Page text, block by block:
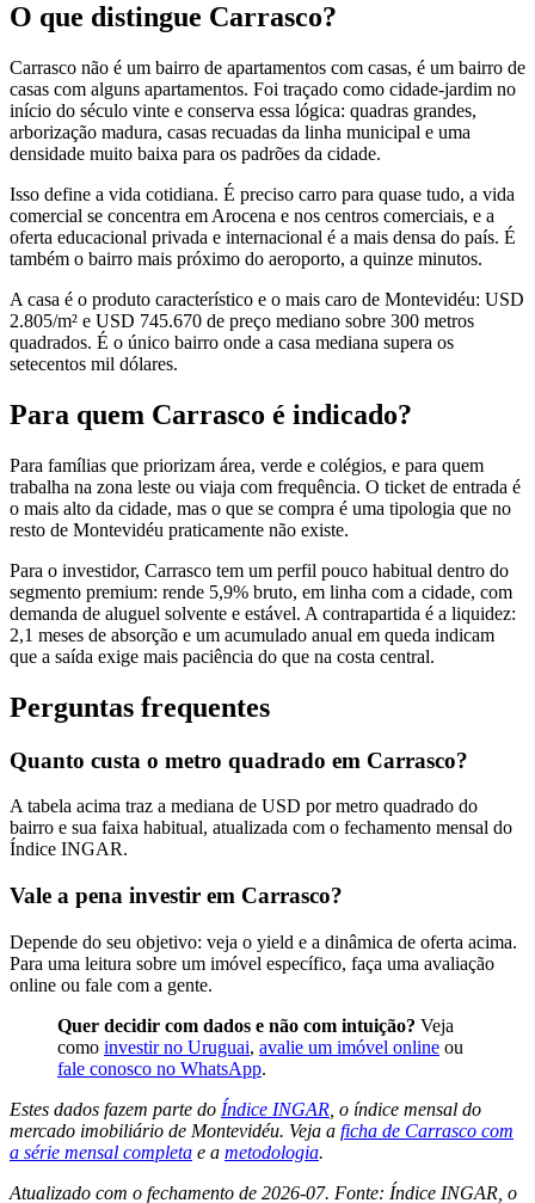
O que distingue Carrasco?
Carrasco não é um bairro de apartamentos com casas, é um bairro de
casas com alguns apartamentos. Foi traçado como cidade-jardim no
início do século vinte e conserva essa lógica: quadras grandes,
arborização madura, casas recuadas da linha municipal e uma
densidade muito baixa para os padrões da cidade.
Isso define a vida cotidiana. É preciso carro para quase tudo, a vida
comercial se concentra em Arocena e nos centros comerciais, e a
oferta educacional privada e internacional é a mais densa do país. É
também o bairro mais próximo do aeroporto, a quinze minutos.
A casa é o produto característico e o mais caro de Montevidéu: USD
2.805/m² e USD 745.670 de preço mediano sobre 300 metros
quadrados. É o único bairro onde a casa mediana supera os
setecentos mil dólares.
Para quem Carrasco é indicado?
Para famílias que priorizam área, verde e colégios, e para quem
trabalha na zona leste ou viaja com frequência. O ticket de entrada é
o mais alto da cidade, mas o que se compra é uma tipologia que no
resto de Montevidéu praticamente não existe.
Para o investidor, Carrasco tem um perfil pouco habitual dentro do
segmento premium: rende 5,9% bruto, em linha com a cidade, com
demanda de aluguel solvente e estável. A contrapartida é a liquidez:
2,1 meses de absorção e um acumulado anual em queda indicam
que a saída exige mais paciência do que na costa central.
Perguntas frequentes
Quanto custa o metro quadrado em Carrasco?
A tabela acima traz a mediana de USD por metro quadrado do
bairro e sua faixa habitual, atualizada com o fechamento mensal do
Índice INGAR.
Vale a pena investir em Carrasco?
Depende do seu objetivo: veja o yield e a dinâmica de oferta acima.
Para uma leitura sobre um imóvel específico, faça uma avaliação
online ou fale com a gente.
Quer decidir com dados e não com intuição? Veja
como investir no Uruguai, avalie um imóvel online ou
fale conosco no WhatsApp.
Estes dados fazem parte do Índice INGAR , o índice mensal do
mercado imobiliário de Montevidéu. Veja a ficha de Carrasco com
a série mensal completa e a metodologia.
Atualizado com o fechamento de 2026-07. Fonte: Índice INGAR, o